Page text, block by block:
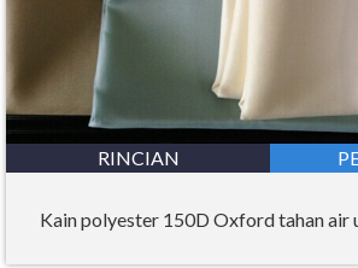
RINCIAN
Kain polyester 150D Oxford tahan air